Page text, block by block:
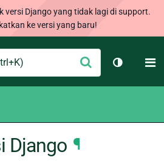
versi Django yang tidak lagi di support.
ke versi yang baru!
Ajukan
Ganti
Django ¶